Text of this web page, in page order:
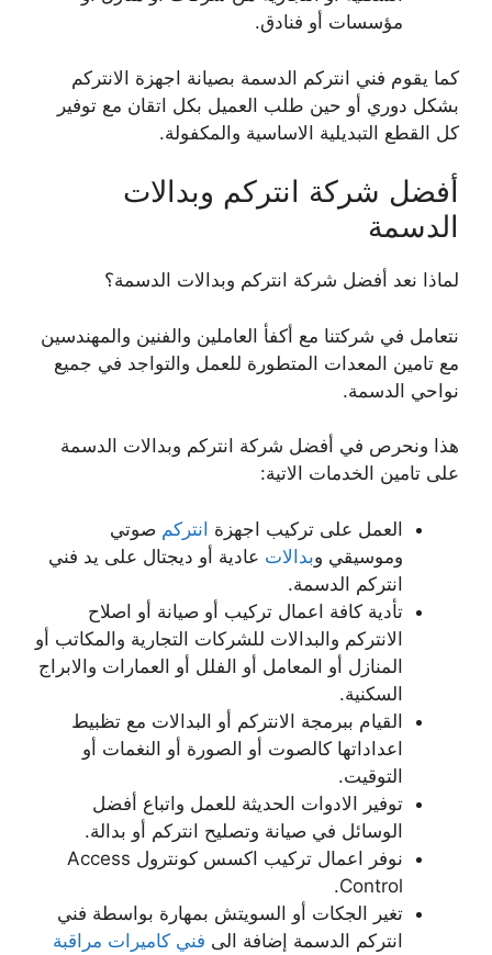
مؤسسات أو فنادق.
كما يقوم فني انتركم الدسمة بصيانة اجهزة الانتركم
بشكل دوري أو حين طلب العميل بكل اتقان مع توفير
كل القطع التبديلية الاساسية والمكفولة.
أفضل شركة انتركم وبدالات
الدسمة
لماذا نعد أفضل شركة انتركم وبدالات الدسمة؟
نتعامل في شركتنا مع أكفأ العاملين والفنين والمهندسين
مع تامين المعدات المتطورة للعمل والتواجد في جميع
نواحي الدسمة.
هذا ونحرص في أفضل شركة انتركم وبدالات الدسمة
على تامين الخدمات الاتية:
العمل على تركيب اجهزة انتركم صوتي
وموسيقي وبدالات عادية أو ديجتال على يد فني
انتركم الدسمة.
تأدية كافة اعمال تركيب أو صيانة أو اصلاح
الانتركم والبدالات للشركات التجارية والمكاتب أو
المنازل أو المعامل أو الفلل أو العمارات والابراج
السكنية.
القيام ببرمجة الانتركم أو البدالات مع تظبيط
اعداداتها كالصوت أو الصورة أو النغمات أو
التوقيت.
توفير الادوات الحديثة للعمل واتباع أفضل
الوسائل في صيانة وتصليح انتركم أو بدالة.
نوفر اعمال تركيب اكسس كونترول Access
Control.
تغير الجكات أو السويتش بمهارة بواسطة فني
انتركم الدسمة إضافة الى فني كاميرات مراقبة